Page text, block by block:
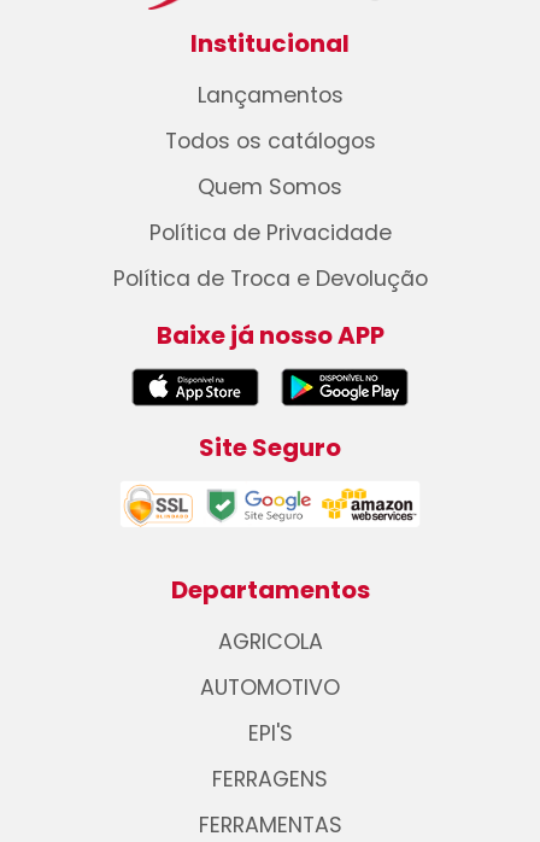
Institucional
Lançamentos
Todos os catálogos
Quem Somos
Política de Privacidade
Política de Troca e Devolução
Baixe já nosso APP
Site Seguro
Departamentos
AGRICOLA
AUTOMOTIVO
EPI'S
FERRAGENS
FERRAMENTAS